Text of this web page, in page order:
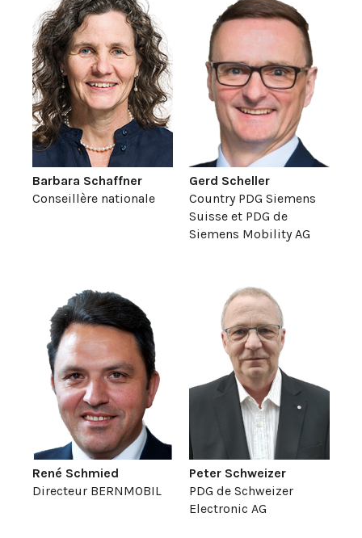
Barbara Schaffner
Conseillère nationale
Gerd Scheller
Country PDG Siemens
Suisse et PDG de
Siemens Mobility AG
René Schmied
Directeur BERNMOBIL
Peter Schweizer
PDG de Schweizer
Electronic AG